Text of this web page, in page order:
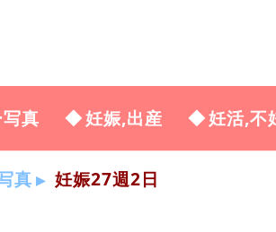
真 妊娠,出産 妊活,不
真 妊娠27週2日